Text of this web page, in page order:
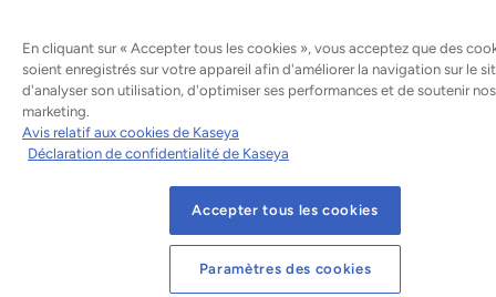
En cliquant sur « Accepter tous les cookies », vous acceptez que des
soient enregistrés sur votre appareil afin d'améliorer la navigation sur le
d'analyser son utilisation, d'optimiser ses performances et de soutenir
marketing.
Avis relatif aux cookies de Kaseya
Déclaration de confidentialité de Kaseya
Accepter tous les cookies
Paramètres des cookies